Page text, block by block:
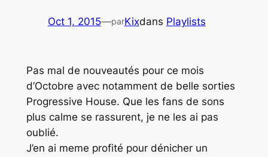
Oct 1, 2015—parKixdans Playlists
Pas mal de nouveautés pour ce mois
d’Octobre avec notamment de belle sorties
Progressive House. Que les fans de sons
plus calme se rassurent, je ne les ai pas
oublié.
J’en ai meme profité pour dénicher un